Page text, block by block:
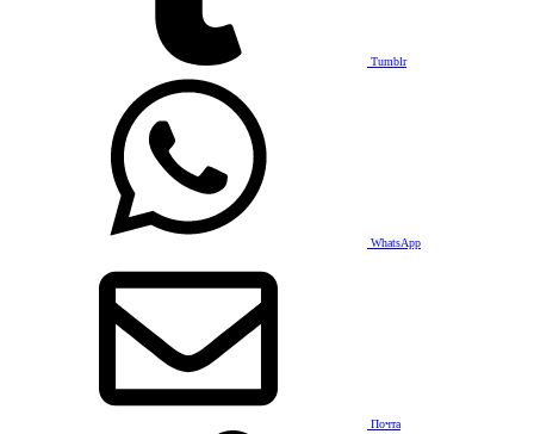
Tumblr
WhatsApp
Почта